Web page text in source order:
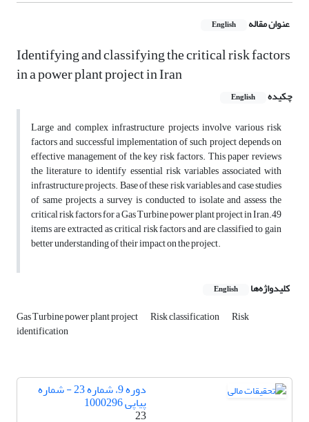
عنوان مقاله English
Identifying and classifying the critical risk factors
in a power plant project in Iran
چکیده English
Large and complex infrastructure projects involve various risk
factors and successful implementation of such project depends on
effective management of the key risk factors. This paper reviews
the literature to identify essential risk variables associated with
infrastructure projects. Base of these risk variables and case studies
of same projects, a survey is conducted to isolate and assess the
critical risk factors for a Gas Turbine power plant project in Iran.49
items are extracted as critical risk factors and are classified to gain
better understanding of their impact on the project.
کلیدواژه‌ها English
Gas Turbine power plant project Risk classification Risk
identification
دوره 9، شماره 23 - شماره
پیاپی 1000296
23